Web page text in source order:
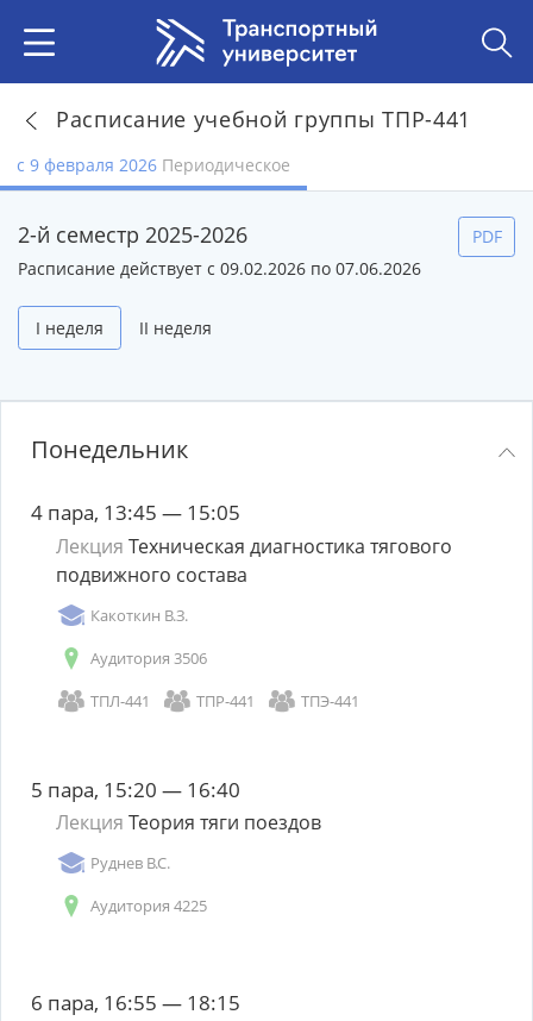
Расписание учебной группы ТПР-441
с 9 февраля 2026 Периодическое
2-й семестр 2025-2026
Расписание действует с 09.02.2026 по 07.06.2026
I неделя II неделя
PDF
Понедельник
4 пара, 13:45 — 15:05
Лекция Техническая диагностика тягового
подвижного состава
Какоткин В.З.
Аудитория 3506
ТПЛ-441
ТПР-441 ТПЭ-441
5 пара, 15:20 — 16:40
Лекция Теория тяги поездов
Руднев В.С.
Аудитория 4225
6 пара, 16:55 — 18:15